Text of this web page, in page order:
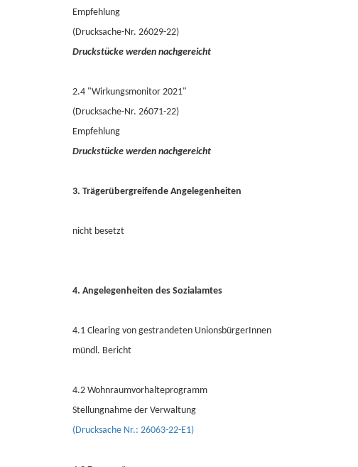
Empfehlung
(Drucksache-Nr. 26029-22)
Druckstücke werden nachgereicht
2.4 "Wirkungsmonitor 2021"
(Drucksache-Nr. 26071-22)
Empfehlung
Druckstücke werden nachgereicht
3. Trägerübergreifende Angelegenheiten
nicht besetzt
4. Angelegenheiten des Sozialamtes
4.1 Clearing von gestrandeten UnionsbürgerInnen
mündl. Bericht
4.2 Wohnraumvorhalteprogramm
Stellungnahme der Verwaltung
(Drucksache Nr.: 26063-22-E1)